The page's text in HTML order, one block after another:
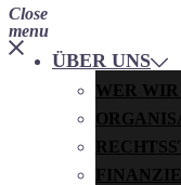
Close
menu
ÜBER UNS
WER WIR